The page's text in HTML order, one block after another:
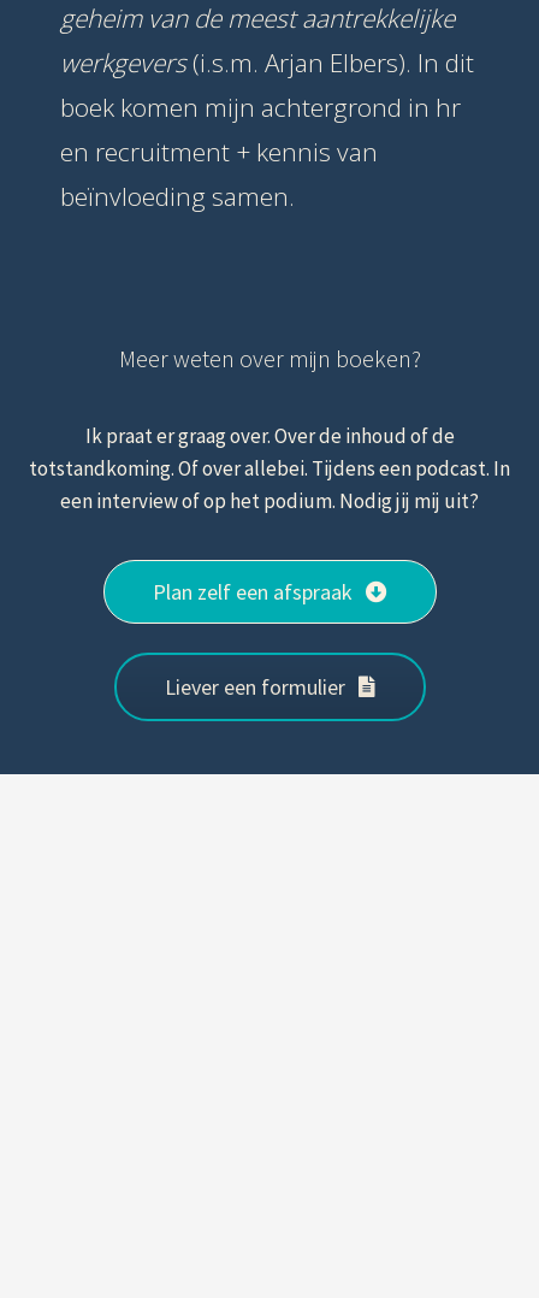
geheim van de meest aantrekkelijke
werkgevers(i.s.m. Arjan Elbers). In dit
boek komen mijn achtergrond in hr
en recruitment + kennis van
beïnvloeding samen.
Meer weten over mijn boeken?
Ik praat er graag over. Over de inhoud of de
totstandkoming. Of over allebei. Tijdens een podcast. In
een interview of op het podium. Nodig jij mij uit?
Plan zelf een afspraak
Liever een formulier